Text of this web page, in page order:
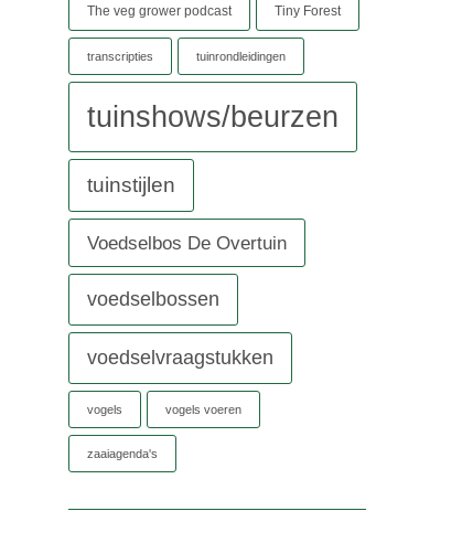
The veg grower podcast Tiny Forest
transcripties tuinrondleidingen
tuinshows/beurzen
tuinstijlen
Voedselbos De Overtuin
voedselbossen
voedselvraagstukken
vogels vogels voeren
zaaiagenda's